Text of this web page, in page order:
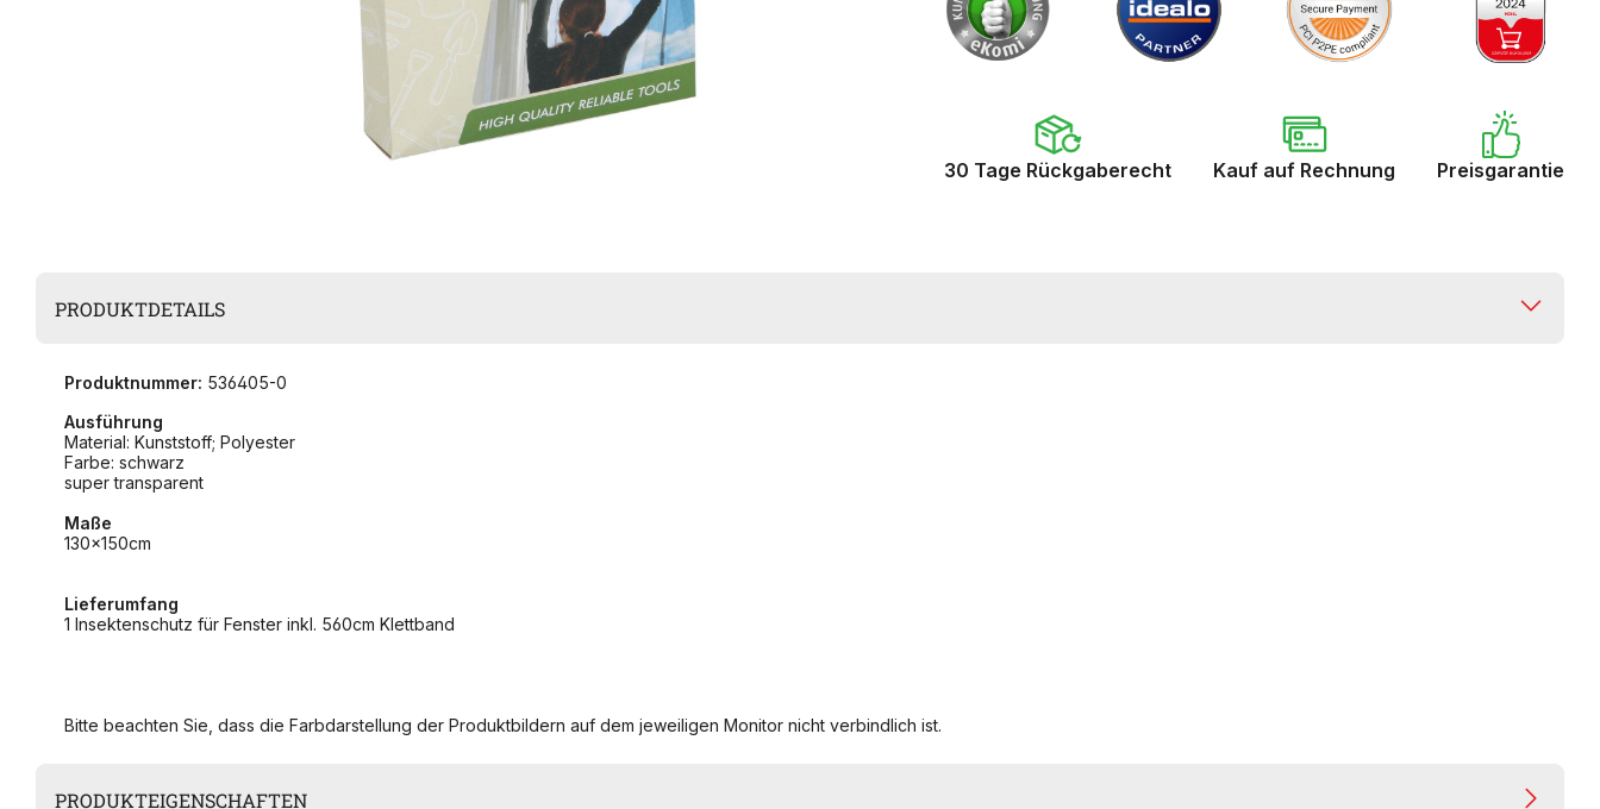
30 Tage Rückgaberecht Kauf auf Rechnung Preisgarantie
PRODUKTDETAILS
Produktnummer: 536405-0
Ausführung
Material: Kunststoff; Polyester
Farbe: schwarz
super transparent
Maße
130x150cm
Lieferumfang
1 Insektenschutz für Fenster inkl. 560cm Klettband
Bitte beachten Sie, dass die Farbdarstellung der Produktbildern auf dem jeweiligen Monitor nicht verbindlich ist.
PRODUKTEIGENSCHAFTEN